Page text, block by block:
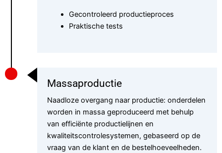
Gecontroleerd productieproces
Praktische tests
Massaproductie
Naadloze overgang naar productie: onderdelen
worden in massa geproduceerd met behulp
van efficiënte productielijnen en
kwaliteitscontrolesystemen, gebaseerd op de
vraag van de klant en de bestelhoeveelheden.